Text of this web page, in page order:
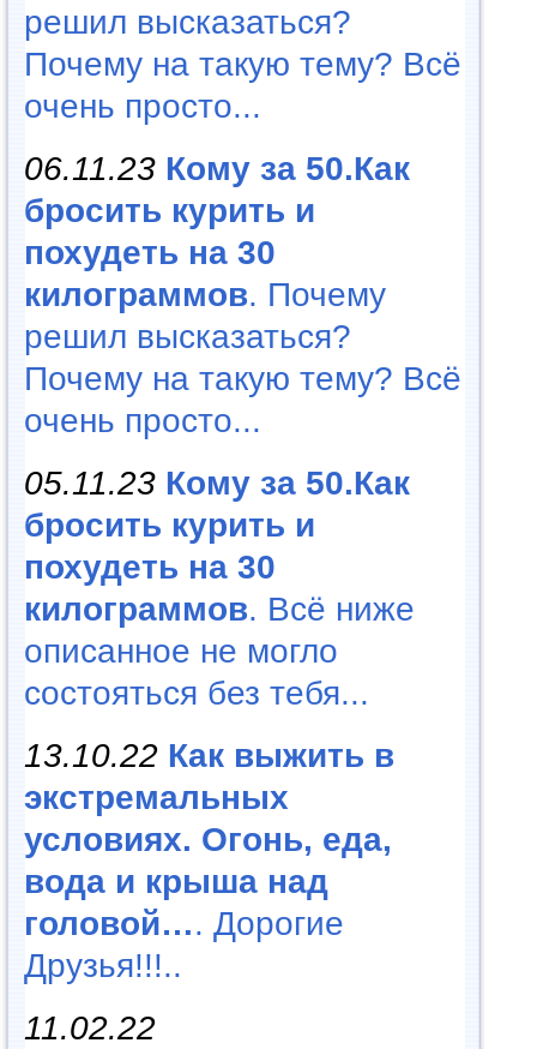
решил высказаться?
Почему на такую тему? Всё
очень просто...
06.11.23 Кому за 50.Как
бросить курить и
похудеть на 30
килограммов. Почему
решил высказаться?
Почему на такую тему? Всё
очень просто...
05.11.23 Кому за 50.Как
бросить курить и
похудеть на 30
килограммов. Всё ниже
описанное не могло
состояться без тебя...
13.10.22 Как выжить в
экстремальных
условиях. Огонь, еда,
вода и крыша над
головой…. Дорогие
Друзья!!!..
11.02.22